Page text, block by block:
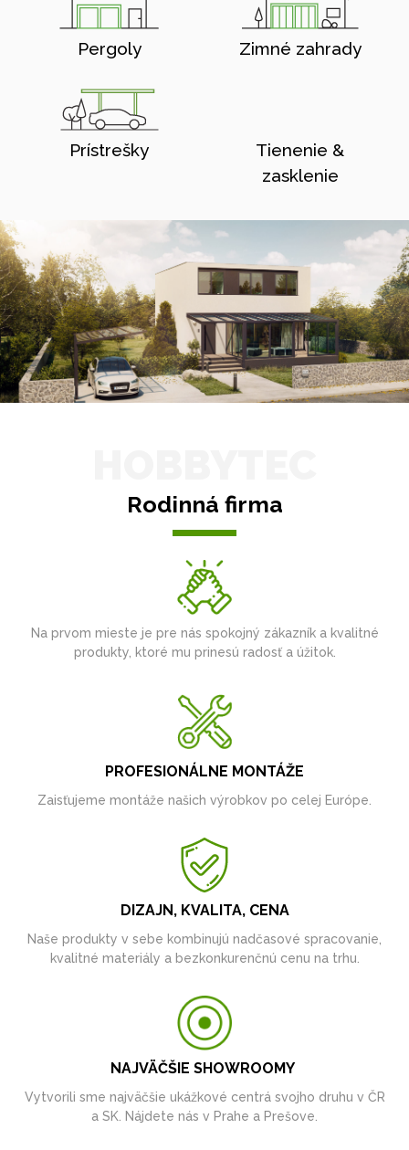
Pergoly Zimné zahrady
Prístrešky
Tienenie &
zasklenie
Rodinná firma
Na prvom mieste je pre nás spokojný zákazník a kvalitné
produkty, ktoré mu prinesú radosť a úžitok.
PROFESIONÁLNE MONTÁŽE
Zaisťujeme montáže našich výrobkov po celej Európe.
DIZAJN, KVALITA, CENA
Naše produkty v sebe kombinujú nadčasové spracovanie,
kvalitné materiály a bezkonkurenčnú cenu na trhu.
NAJVÄČŠIE SHOWROOMY
Vytvorili sme najväčšie ukážkové centrá svojho druhu v ČR
a SK. Nájdete nás v Prahe a Prešove.